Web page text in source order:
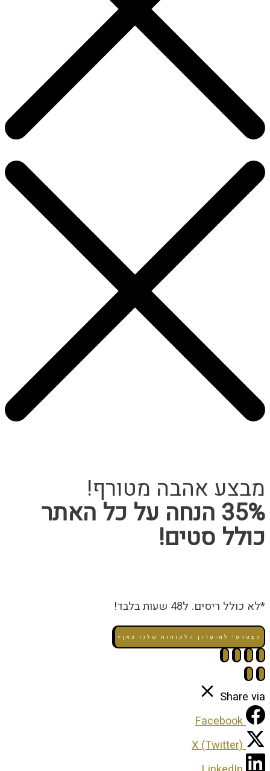
מבצע אהבה מטורף!
35% הנחה על כל האתר
כולל סטים!
*לא כולל ריסים. ל48 שעות בלבד!
הצטרפי למועדון הלקוחות שלנו כאן>
Share via
Facebook
X (Twitter)